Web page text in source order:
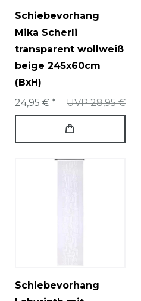
Schiebevorhang
Mika Scherli
transparent wollweiß
beige 245x60cm
(BxH)
UVP 28,95 €
24,95 € *
Schiebevorhang